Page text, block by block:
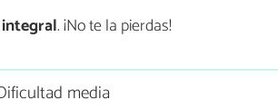
. ¡No te la pierdas!
media